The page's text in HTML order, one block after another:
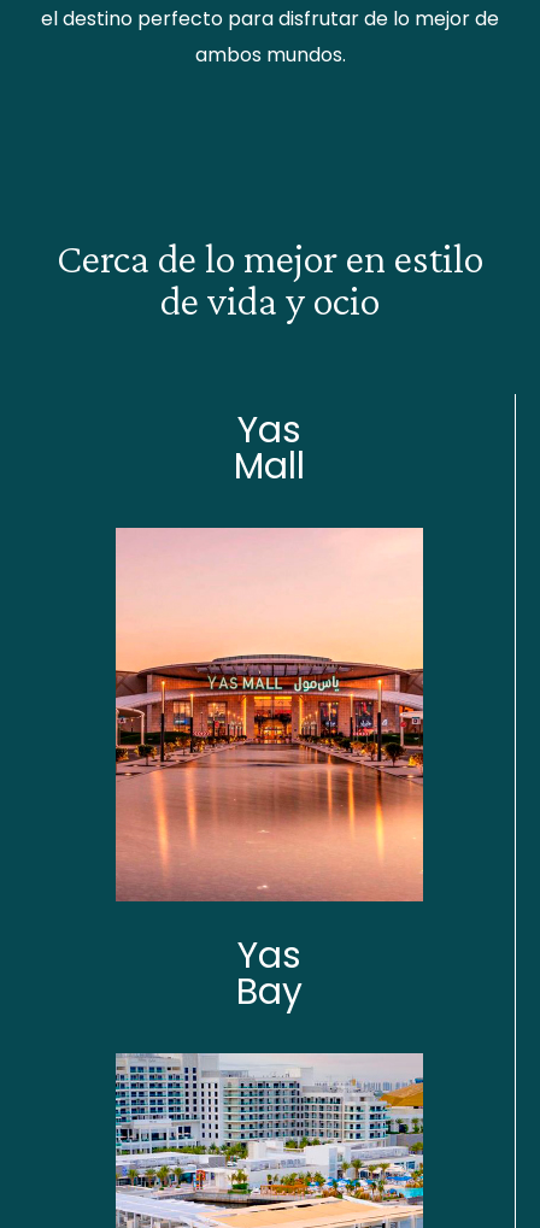
el destino perfecto para disfrutar de lo mejor de
ambos mundos.
Cerca de lo mejor en estilo
de vida y ocio
Yas
Mall
Yas
Bay